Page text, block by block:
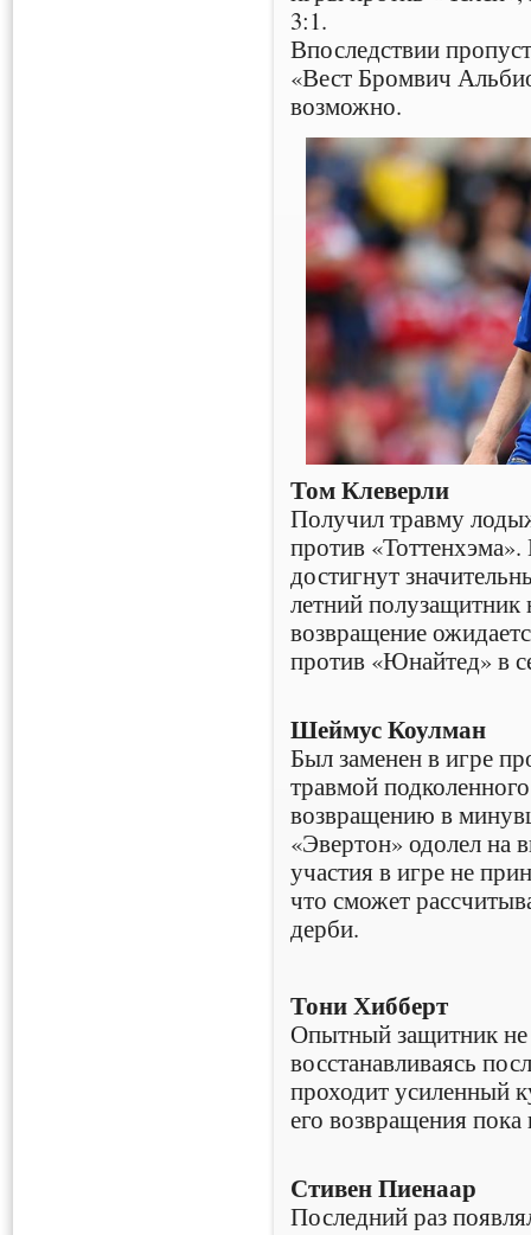
3:1.
Впоследствии
«Вест Бромвич
возможно.
Том Клеверли
Получил травму
против
достигнут
летний полузащитник
возвращение
против «Юнайтед» в
Шеймус Коулман
Был заменен в игре
травмой
возвращению в
«Эвертон» одолел на
участия в игре не
что сможет
дерби.
Тони Хибберт
Опытный защитник не
восстанавливаясь
проходит усиленный
его возвращения пока
Стивен Пиенаар
Последний раз